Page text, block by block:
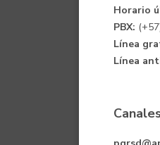
Horario
PBX:
Línea
Línea